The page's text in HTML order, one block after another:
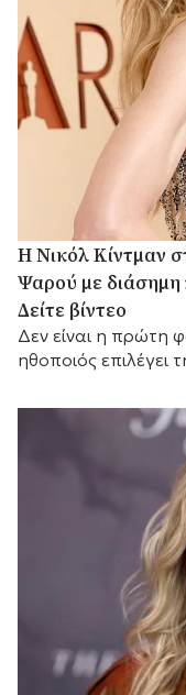
H Νικόλ Κίντμαν
Ψαρού με
Δείτε βίντεο
Δεν είναι η πρώτη
ηθοποιός επιλέγει